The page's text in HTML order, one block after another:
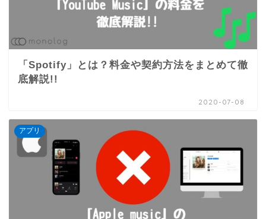
「Spotify」とは？料金や契約方法をまとめて徹
底解説!!
2020-07-08
アプリ